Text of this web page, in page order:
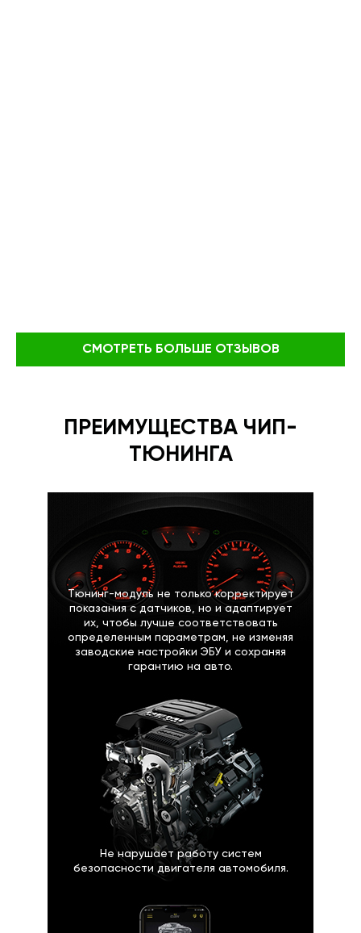
СМОТРЕТЬ БОЛЬШЕ ОТЗЫВОВ
ПРЕИМУЩЕСТВА ЧИП-
ТЮНИНГА
Тюнинг-модуль не только корректирует
показания с датчиков, но и адаптирует
их, чтобы лучше соответствовать
определенным параметрам, не изменяя
заводские настройки ЭБУ и сохраняя
гарантию на авто.
Не нарушает работу систем
безопасности двигателя автомобиля.